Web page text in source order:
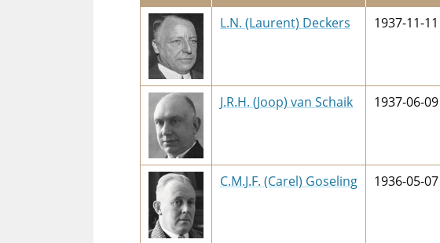
L.N. (Laurent) Deckers
1937-11-11
J.R.H. (Joop) van Schaik 1937-06-09
C.M.J.F. (Carel) Goseling 1936-05-07